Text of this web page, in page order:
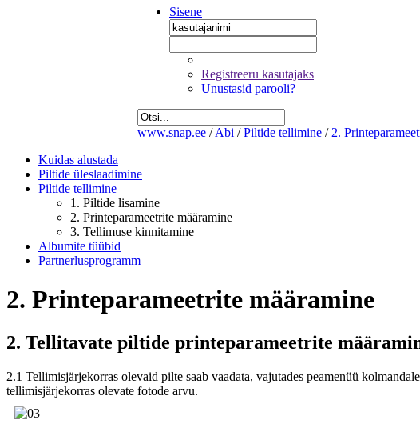
Sisene
Registreeru kasutajaks
Unustasid parooli?
www.snap.ee / Abi / Piltide tellimine / 2.
Kuidas alustada
Piltide üleslaadimine
Piltide tellimine
1. Piltide lisamine
2. Printeparameetrite määramine
3. Tellimuse kinnitamine
Albumite tüübid
Partnerlusprogramm
2. Printeparameetrite määramine
2. Tellitavate piltide printeparameetrite
2.1 Tellimisjärjekorras olevaid pilte saab vaadata, vajutades peamenüü
tellimisjärjekorras olevate fotode arvu.